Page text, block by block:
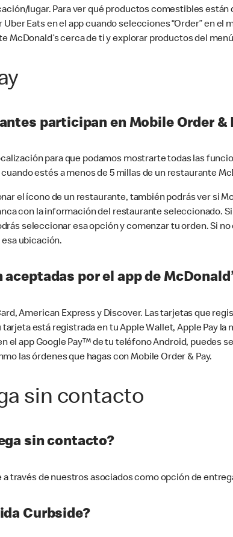
lugar. Para ver qué productos comestibles
Eats en el app cuando selecciones “Order” en el
McDonald’s cerca de ti y explorar productos del
participan en Mobile Order &
para que podamos mostrarte todas las
estés a menos de 5 millas de un restaurante
el ícono de un restaurante, también podrás ver si
con la información del restaurante seleccionado.
seleccionar esa opción y comenzar tu orden. Si
ubicación.
por el app de
American Express y Discover. Las tarjetas que
está registrada en tu Apple Wallet, Apple Pay
el app Google Pay™ de tu teléfono Android, puedes
las órdenes que hagas con Mobile Order & Pay.
sin contacto
sin contacto?
través de nuestros asociados como opción de
Curbside?